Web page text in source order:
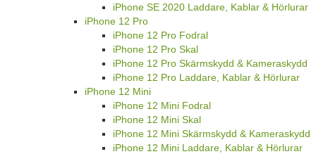
iPhone SE 2020 Laddare, Kablar & Hörlurar
iPhone 12 Pro
iPhone 12 Pro Fodral
iPhone 12 Pro Skal
iPhone 12 Pro Skärmskydd & Kameraskydd
iPhone 12 Pro Laddare, Kablar & Hörlurar
iPhone 12 Mini
iPhone 12 Mini Fodral
iPhone 12 Mini Skal
iPhone 12 Mini Skärmskydd & Kameraskydd
iPhone 12 Mini Laddare, Kablar & Hörlurar